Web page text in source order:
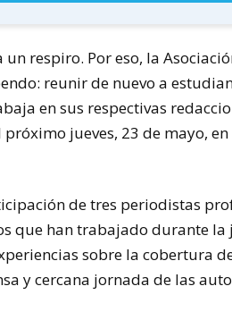
respiro. Por eso, la
reunir de nuevo a
en sus respectivas
jueves, 23 de mayo,
de tres periodistas
que han trabajado durante
sobre la cobertura
y cercana jornada de las